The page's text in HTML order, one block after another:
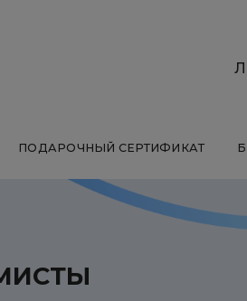
ПОДАРОЧНЫЙ СЕРТИФИКАТ